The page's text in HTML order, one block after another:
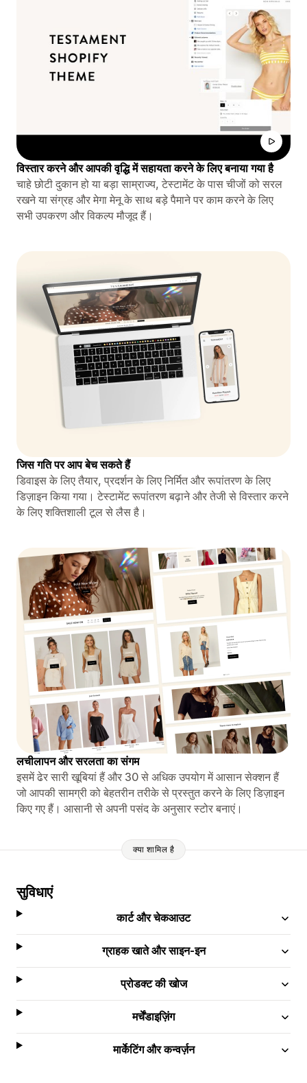
विस्तार करने और आपकी वृद्धि में सहायता करने के लिए बनाया गया है
चाहे छोटी दुकान हो या बड़ा साम्राज्य, टेस्टामेंट के पास चीजों को सरल
रखने या संग्रह और मेगा मेनू के साथ बड़े पैमाने पर काम करने के लिए
सभी उपकरण और विकल्प मौजूद हैं।
जिस गति पर आप बेच सकते हैं
डिवाइस के लिए तैयार, प्रदर्शन के लिए निर्मित और रूपांतरण के लिए
डिज़ाइन किया गया। टेस्टामेंट रूपांतरण बढ़ाने और तेजी से विस्तार करने
के लिए शक्तिशाली टूल से लैस है।
लचीलापन और सरलता का संगम
इसमें ढेर सारी खूबियां हैं और 30 से अधिक उपयोग में आसान सेक्शन हैं
जो आपकी सामग्री को बेहतरीन तरीके से प्रस्तुत करने के लिए डिज़ाइन
किए गए हैं। आसानी से अपनी पसंद के अनुसार स्टोर बनाएं।
क्या शामिल है
सुविधाएं
कार्ट और चेकआउट
ग्राहक खाते और साइन-इन
प्रोडक्ट की खोज
मर्चेंडाइज़िंग
मार्केटिंग और कन्वर्ज़न